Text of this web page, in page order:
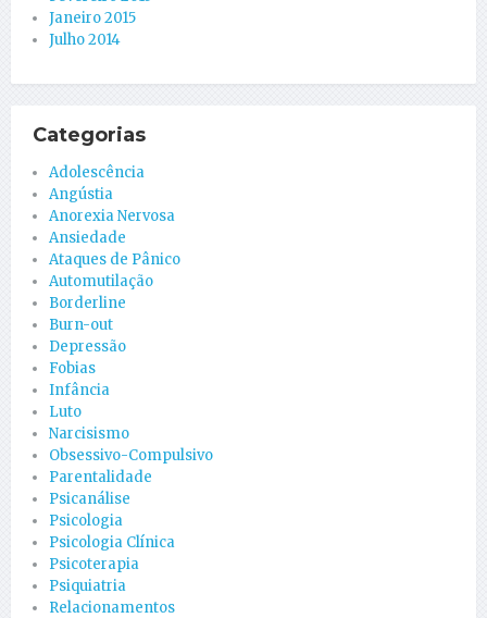
Janeiro 2015
Julho 2014
Categorias
Adolescência
Angústia
Anorexia Nervosa
Ansiedade
Ataques de Pânico
Automutilação
Borderline
Burn-out
Depressão
Fobias
Infância
Luto
Narcisismo
Obsessivo-Compulsivo
Parentalidade
Psicanálise
Psicologia
Psicologia Clínica
Psicoterapia
Psiquiatria
Relacionamentos